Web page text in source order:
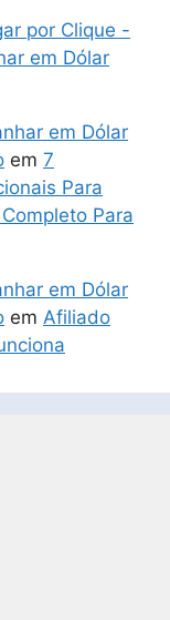
por Clique -
em Dólar
em Dólar
em 7
Para
Para
em Dólar
em Afiliado